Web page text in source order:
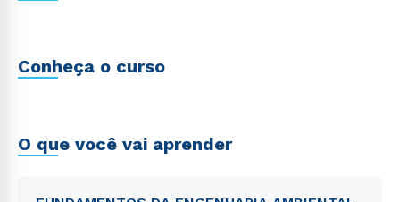
Conheça o curso
O que você vai aprender